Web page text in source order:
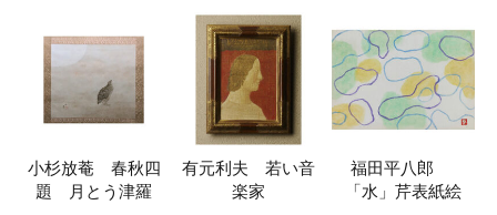
小杉放菴 春秋四
題 月とう津羅
有元利夫 若い音
楽家
福田平八郎
「水」芹表紙絵